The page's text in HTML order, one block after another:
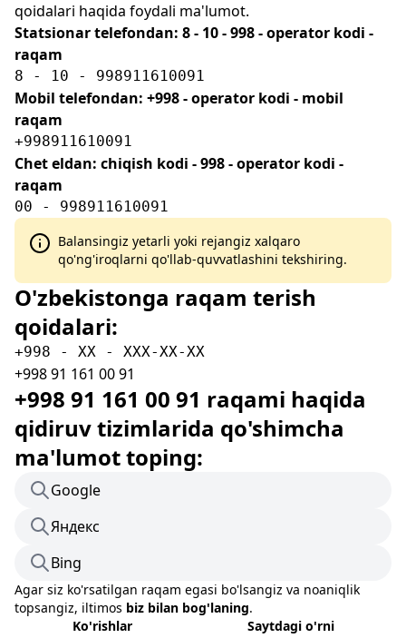
qoidalari haqida foydali ma'lumot.
Statsionar telefondan: 8 - 10 - 998 - operator kodi -
raqam
8 - 10 - 998911610091
Mobil telefondan: +998 - operator kodi - mobil
raqam
+998911610091
Chet eldan: chiqish kodi - 998 - operator kodi -
raqam
00 - 998911610091
Balansingiz yetarli yoki rejangiz xalqaro
qo'ng'iroqlarni qo'llab-quvvatlashini tekshiring.
O'zbekistonga raqam terish
qoidalari:
+998 - XX - XXX-XX-XX
+998 91 161 00 91
+998 91 161 00 91 raqami haqida
qidiruv tizimlarida qo'shimcha
ma'lumot toping:
Google
Яндекс
Bing
Agar siz ko'rsatilgan raqam egasi bo'lsangiz va noaniqlik
topsangiz, iltimos biz bilan bog'laning.
Ko'rishlar
Saytdagi o'rni